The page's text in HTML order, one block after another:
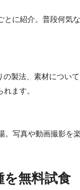
に紹介。普段何気
製法、素材について
ます。
。写真や動画撮影を
無料試食